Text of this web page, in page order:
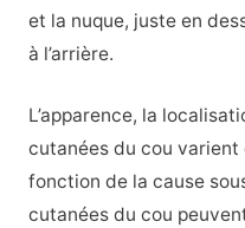
et la nuque, juste en
à l’arrière.
L’apparence, la
cutanées du cou
fonction de la cause
cutanées du cou